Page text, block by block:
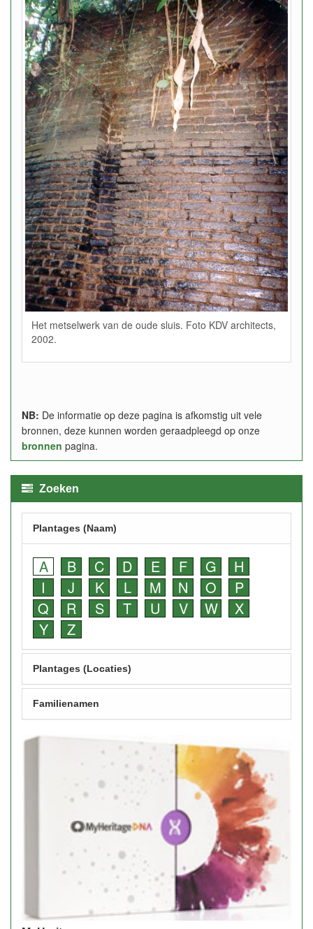
Het metselwerk van de oude sluis. Foto KDV architects,
2002.
NB: De informatie op deze pagina is afkomstig uit vele
bronnen, deze kunnen worden geraadpleegd op onze
bronnen pagina.
Zoeken
Plantages (Naam)
A B C D E F G
H
I
J K L M N O
P
Q
R S T U V W
X
Y
Z
Plantages (Locaties)
Familienamen